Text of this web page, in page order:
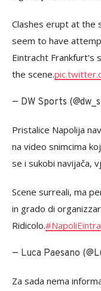
Clashes erupt at the
seem to have
Eintracht Frankfurt's
the scene.
— DW Sports
Pristalice Napolija
na video snimcima
se i sukobi navijača,
Scene surreali, ma
in grado di
Ridicolo.
— Luca Paesano
Za sada nema